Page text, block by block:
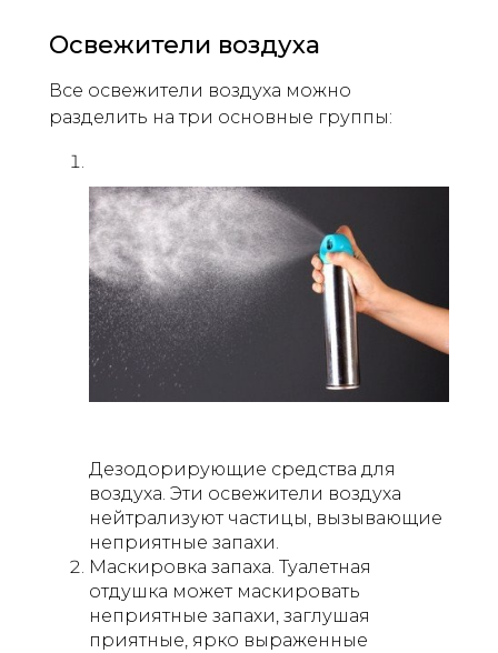
Освежители воздуха
Все освежители воздуха можно
разделить на три основные группы:
Дезодорирующие средства для
воздуха. Эти освежители воздуха
нейтрализуют частицы, вызывающие
неприятные запахи.
Маскировка запаха. Туалетная
отдушка может маскировать
неприятные запахи, заглушая
приятные, ярко выраженные